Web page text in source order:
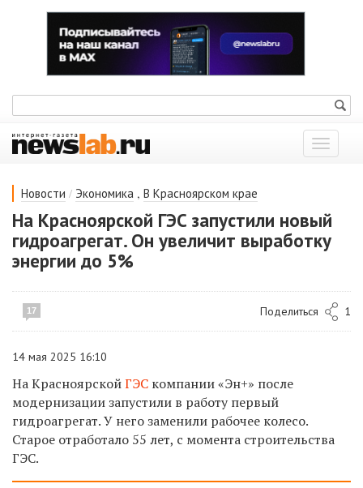
Показать
меню
Новости / Экономика , В Красноярском крае
На Красноярской ГЭС запустили новый
гидроагрегат. Он увеличит выработку
энергии до 5%
17 Поделиться 1
14 мая 2025 16:10
На КрасноярскойГЭС компании «Эн+» после
модернизации запустили в работу первый
гидроагрегат. У него заменили рабочее колесо.
Старое отработало 55 лет, с момента строительства
ГЭС.